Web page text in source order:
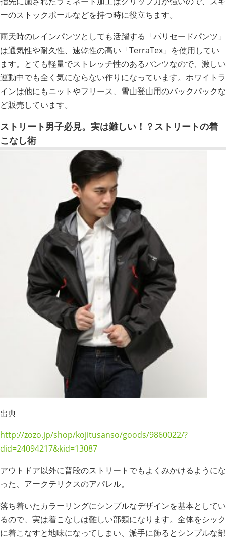
ーのストックポールなどを持つ時に役立ちます。
雨天時のレインパンツとしても活躍する「パリセードパンツ」
は通気性や耐久性、速乾性の高い「TerraTex」を使用してい
ます。とても軽量でストレッチ性のあるパンツなので、激しい
運動中でも全く気にならない作りになっています。ホワイトラ
インは他にもニットやフリース、雪山登山用のバックパックな
ど販売しています。
ストリート男子必見。実は難しい！？ストリートの着
こなし術
出典
http://zozo.jp/shop/kojitusanso/goods/9860022/?
did=24094217&kid=13087
アウトドア以外に普段のストリートでもよくみかけるようにな
った、アークテリクスのアパレル。
落ち着いたカラーリングにシンプルなデザインを基本としてい
るので、実は着こなしは難しい部類になります。全体をシック
に着こなすと地味になってしまい、派手に飾るとシンプルな部